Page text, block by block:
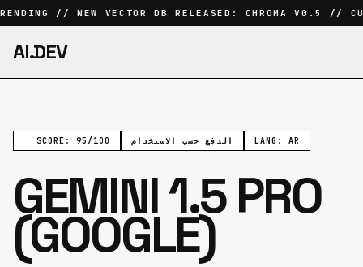
// NEW VECTOR DB RELEASED: CHROMA V0.5 //
AI.DEV
SCORE: 95/100 الدفع حسب الاستخدام LANG: AR
GEMINI 1.5 PRO
(GOOGLE)